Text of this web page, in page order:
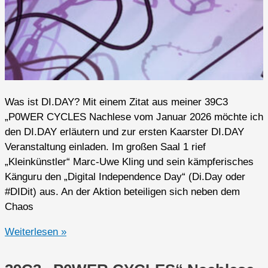
Was ist DI.DAY? Mit einem Zitat aus meiner 39C3
„P0WER CYCLES Nachlese vom Januar 2026 möchte ich
den DI.DAY erläutern und zur ersten Kaarster DI.DAY
Veranstaltung einladen. Im großen Saal 1 rief
„Kleinkünstler“ Marc-Uwe Kling und sein kämpferisches
Känguru den „Digital Independence Day“ (Di.Day oder
#DIDit) aus. An der Aktion beteiligen sich neben dem
Chaos
Erste
Weiterlesen »